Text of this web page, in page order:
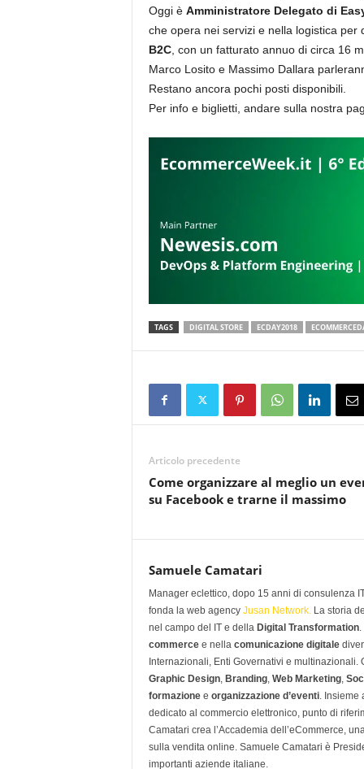
Oggi è Amministratore Delegato di
che opera nei servizi e nella logistica
B2C, con un fatturato annuo di circa 16
Marco Losito e Massimo Dallara
Restano ancora pochi posti disponibili.
Per info e biglietti, andare sulla nostra
TAGS DIGITAL STORE ECDAY2018
Articolo precedente
Come organizzare al meglio un
su Facebook e trarne il massimo
Samuele Camatari
Manager eclettico, dopo 15 anni di consulenza
fonda la web agency Jusan Network.La storia
nel campo del IT e della Digital Transformation.
commercee nella comunicazione digitale
Internazionali, Enti Governativi e
Graphic Design, Branding, Web Marketing,
formazionee organizzazione d’eventi. Insieme
dedicato al commercio elettronico, punto di
Camatari crea l’Accademia dell’eCommerce,
sulla vendita online. Samuele Camatari è
importanti aziende italiane.